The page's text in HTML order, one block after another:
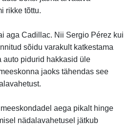
rikke tõttu.
aga Cadillac. Nii Sergio Pérez kui
sõidu varakult katkestama
auto pidurid hakkasid üle
jaoks tähendas see
aega pikalt hinge
nädalavahetusel jätkub